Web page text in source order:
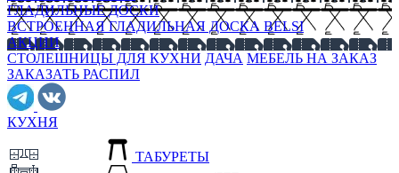
ГЛАДИЛЬНЫЕ ДОСКИ
ВСТРОЕННАЯ ГЛАДИЛЬНАЯ ДОСКА BELSI
АКЦИИ
СТОЛЕШНИЦЫ ДЛЯ КУХНИ ДАЧА МЕБЕЛЬ НА ЗАКАЗ
ЗАКАЗАТЬ РАСПИЛ
КУХНЯ
ТАБУРЕТЫ